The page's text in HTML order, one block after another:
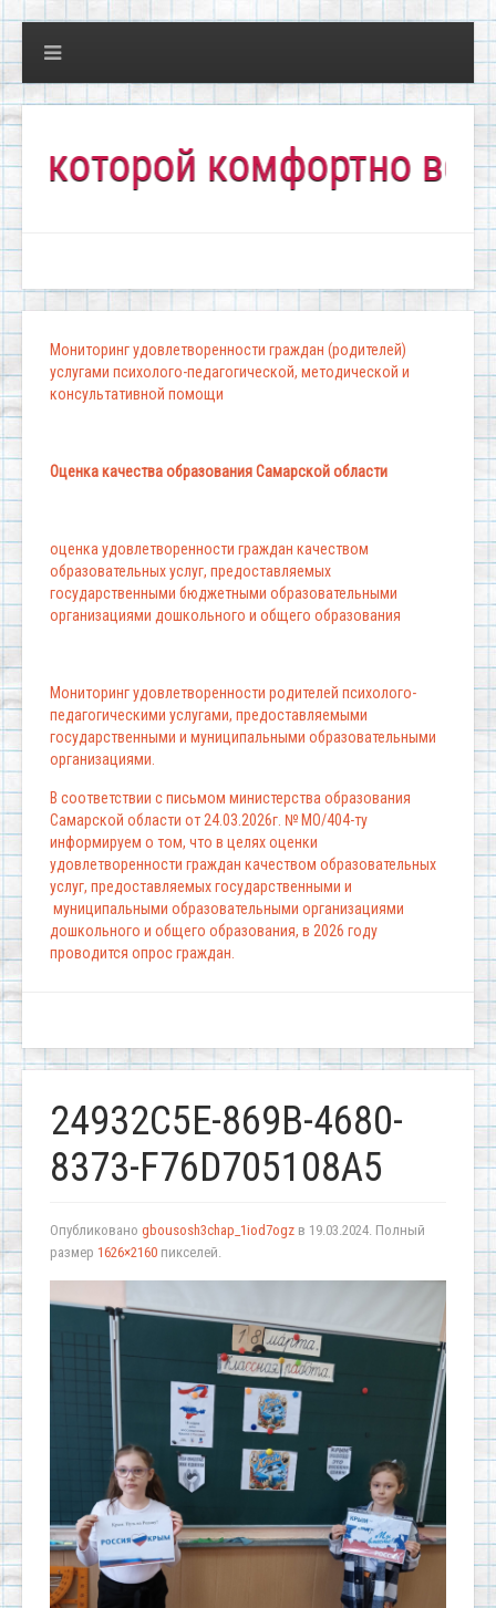
комфортно всем!"
Мониторинг удовлетворенности граждан (родителей)
услугами психолого-педагогической, методической и
консультативной помощи
Оценка качества образования Самарской области
оценка удовлетворенности граждан качеством
образовательных услуг, предоставляемых
государственными бюджетными образовательными
организациями дошкольного и общего образования
Мониторинг удовлетворенности родителей психолого-
педагогическими услугами, предоставляемыми
государственными и муниципальными образовательными
организациями.
В соответствии с письмом министерства образования
Самарской области от 24.03.2026г. № МО/404-ту
информируем о том, что в целях оценки
удовлетворенности граждан качеством образовательных
услуг, предоставляемых государственными и
муниципальными образовательными организациями
дошкольного и общего образования, в 2026 году
проводится опрос граждан.
24932C5E-869B-4680-
8373-F76D705108A5
Опубликовано gbousosh3chap_1iod7ogz в 19.03.2024. Полный
размер 1626×2160 пикселей.